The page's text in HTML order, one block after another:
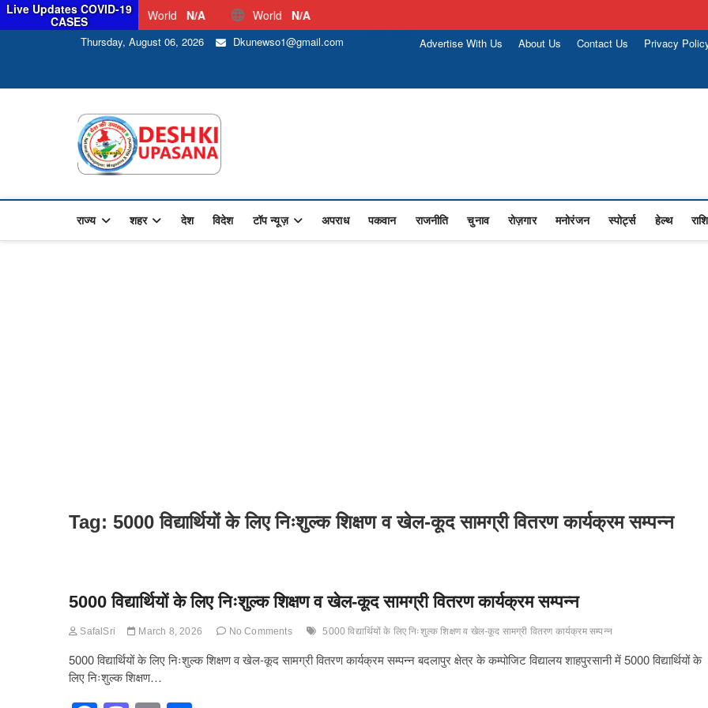
Thursday, August 06, 2026 Dkunewso1@gmail.com Advertise With Us About Us Contact Us Privacy
राज्य शहर देश विदेश टॉप न्यूज़ अपराध पकवान राजनीति चुनाव रोज़गार मनोरंजन स्पोर्ट्स हेल्थ
Tag: 5000 विद्यार्थियों के लिए निःशुल्क शिक्षण व खेल-कूद सामग्री वितरण कार्यक्रम सम्पन्न
5000 विद्यार्थियों के लिए निःशुल्क शिक्षण व खेल-कूद सामग्री वितरण कार्यक्रम सम्पन्न
SafalSri March 8, 2026 No Comments 5000 विद्यार्थियों के लिए निःशुल्क शिक्षण व खेल-कूद सामग्री वितरण कार्यक्रम सम्पन्न
5000 विद्यार्थियों के लिए निःशुल्क शिक्षण व खेल-कूद सामग्री वितरण कार्यक्रम सम्पन्न बदलापुर क्षेत्र के कम्पोजिट विद्यालय शाहपुरसानी में 5000 विद्यार्थियों के
लिए निःशुल्क शिक्षण…
Live Updates COVID-19
CASES
World N/A World N/A